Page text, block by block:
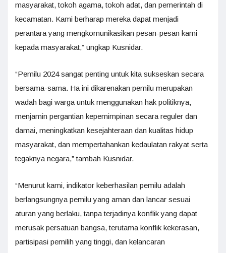
masyarakat, tokoh agama, tokoh adat, dan pemerintah di
kecamatan. Kami berharap mereka dapat menjadi
perantara yang mengkomunikasikan pesan-pesan kami
kepada masyarakat,” ungkap Kusnidar.
“Pemilu 2024 sangat penting untuk kita sukseskan secara
bersama-sama. Ha ini dikarenakan pemilu merupakan
wadah bagi warga untuk menggunakan hak politiknya,
menjamin pergantian kepemimpinan secara reguler dan
damai, meningkatkan kesejahteraan dan kualitas hidup
masyarakat, dan mempertahankan kedaulatan rakyat serta
tegaknya negara,” tambah Kusnidar.
“Menurut kami, indikator keberhasilan pemilu adalah
berlangsungnya pemilu yang aman dan lancar sesuai
aturan yang berlaku, tanpa terjadinya konflik yang dapat
merusak persatuan bangsa, terutama konflik kekerasan,
partisipasi pemilih yang tinggi, dan kelancaran